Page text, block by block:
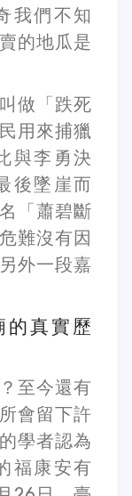
我們不知
的地瓜是
做「跌死
用來捕獵
與李勇決
後墜崖而
「蕭碧斷
難沒有因
外一段嘉
的真實歷
至今還有
會留下許
學者認為
福康安有